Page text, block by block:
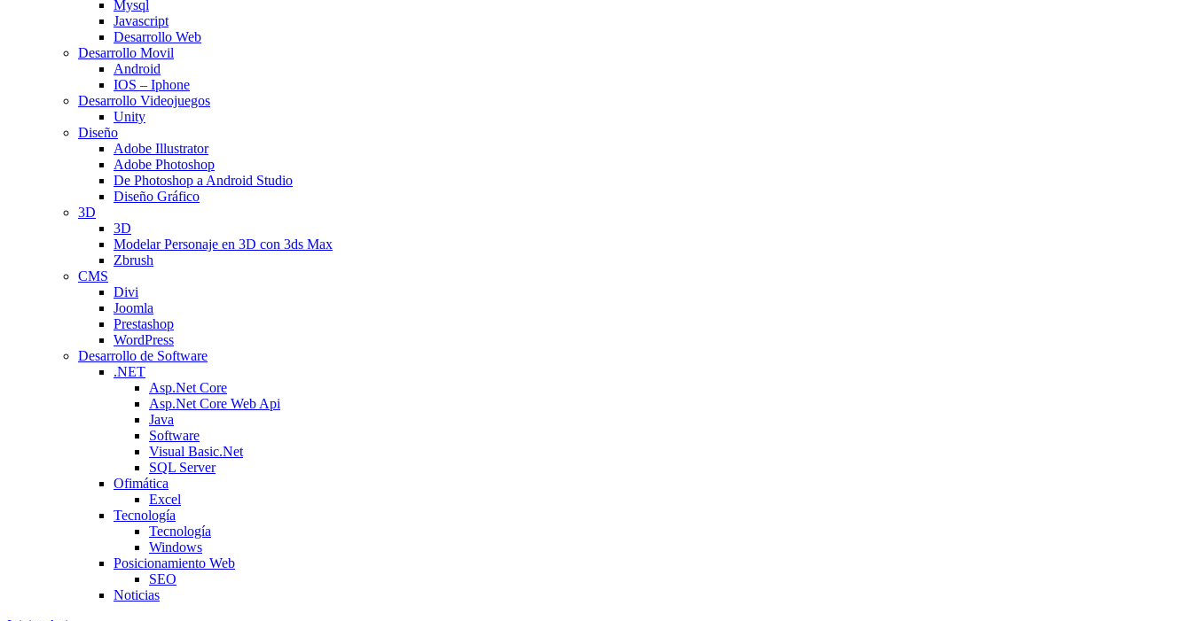
Mysql
Javascript
Desarrollo Web
Desarrollo Movil
Android
IOS – Iphone
Desarrollo Videojuegos
Unity
Diseño
Adobe Illustrator
Adobe Photoshop
De Photoshop a Android Studio
Diseño Gráfico
3D
3D
Modelar Personaje en 3D con 3ds Max
Zbrush
CMS
Divi
Joomla
Prestashop
WordPress
Desarrollo de Software
.NET
Asp.Net Core
Asp.Net Core Web Api
Java
Software
Visual Basic.Net
SQL Server
Ofimática
Excel
Tecnología
Tecnología
Windows
Posicionamiento Web
SEO
Noticias